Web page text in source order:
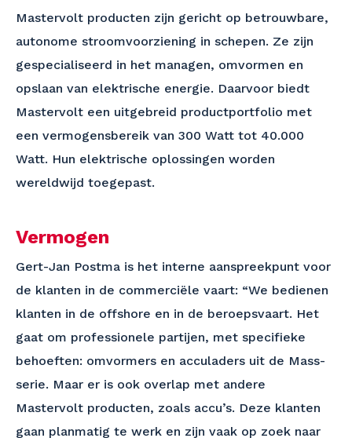
Mastervolt producten zijn gericht op betrouwbare,
autonome stroomvoorziening in schepen. Ze zijn
gespecialiseerd in het managen, omvormen en
opslaan van elektrische energie. Daarvoor biedt
Mastervolt een uitgebreid productportfolio met
een vermogensbereik van 300 Watt tot 40.000
Watt. Hun elektrische oplossingen worden
wereldwijd toegepast.
Vermogen
Gert-Jan Postma is het interne aanspreekpunt voor
de klanten in de commerciële vaart: “We bedienen
klanten in de offshore en in de beroepsvaart. Het
gaat om professionele partijen, met specifieke
behoeften: omvormers en acculaders uit de Mass-
serie. Maar er is ook overlap met andere
Mastervolt producten, zoals accu’s. Deze klanten
gaan planmatig te werk en zijn vaak op zoek naar